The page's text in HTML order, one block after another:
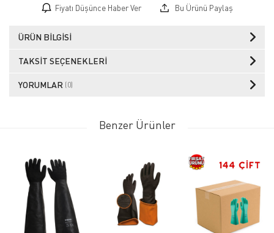
Fiyatı Düşünce Haber Ver Bu Ürünü Paylaş
ÜRÜN BILGISI
TAKSIT SEÇENEKLERI
YORUMLAR (0)
Benzer Ürünler